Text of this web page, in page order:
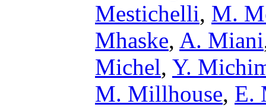
Mestichelli, M.
Mhaske, A. Miani
Michel, Y.
M. Millhouse, E.